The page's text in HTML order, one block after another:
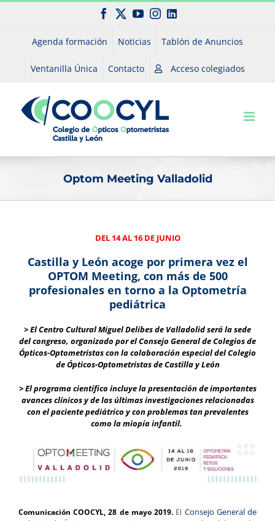
Saltar
Facebook
X YouTubeInstagram
LinkedIn
Agenda formación Noticias Tablón de Anuncios
Ventanilla Única Contacto Acceso colegiados
Optom Meeting Valladolid
DEL 14 AL 16 DE JUNIO
Castilla y León acoge por primera vez el
OPTOM Meeting, con más de 500
profesionales en torno a la Optometría
pediátrica
> El Centro Cultural Miguel Delibes de Valladolid será la sede
del congreso, organizado por el Consejo General de Colegios de
Ópticos-Optometristas con la colaboración especial del Colegio
de Ópticos-Optometristas de Castilla y León
> El programa científico incluye la presentación de importantes
avances clínicos y de las últimas investigaciones relacionadas
con el paciente pediátrico y con problemas tan prevalentes
como la miopía infantil.
Comunicación COOCYL, 28 de mayo 2019. El Consejo General de